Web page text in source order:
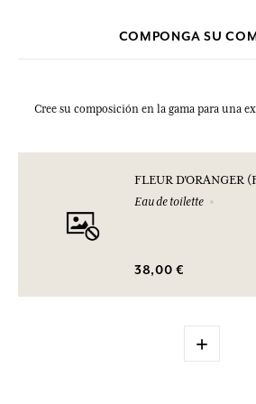
COMPONGA SU
Cree su composición en la gama para una
FLEUR D'ORANGER
Eau de toilette
38,00 €
+